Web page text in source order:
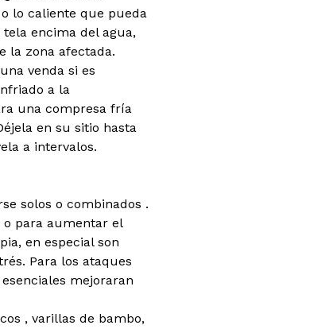
lo caliente que pueda
encima del agua,
la zona afectada.
venda si es
a la
una compresa fría
en su sitio hasta
a intervalos.
solos o combinados .
para aumentar el
en especial son
Para los ataques
mejoraran
, varillas de bambo,